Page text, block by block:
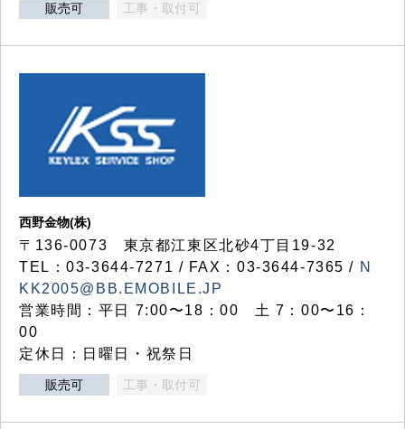
販売可 工事・取付可
西野金物(株)
〒136-0073 東京都江東区北砂4丁目19-32
TEL：03‐3644‐7271 / FAX：03-3644-7365 / N
KK2005@BB.EMOBILE.JP
営業時間：平日 7:00〜18：00 土 7：00〜16：
00
定休日：日曜日・祝祭日
販売可 工事・取付可